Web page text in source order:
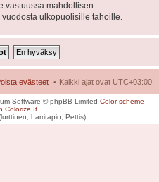
vastuussa mahdollisen
ulkopuolisille tahoille.
Kaikki ajat ovat UTC+03:00
evästeet
Software © phpBB Limited Color scheme
Colorize It
harritapio, Pettis)